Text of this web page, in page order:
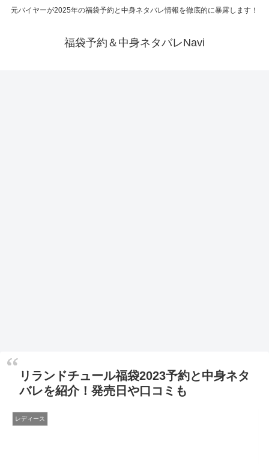
元バイヤーが2025年の福袋予約と中身ネタバレ情報を徹底的に暴露します！
福袋予約＆中身ネタバレNavi
リランドチュール福袋2023予約と中身ネタ
バレを紹介！発売日や口コミも
レディース